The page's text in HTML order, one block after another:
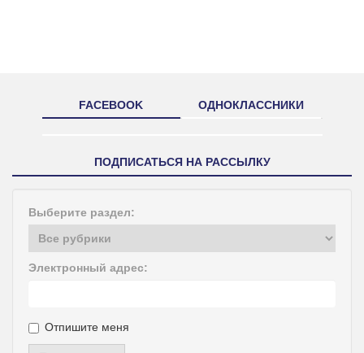
FACEBOOK ОДНОКЛАССНИКИ
ПОДПИСАТЬСЯ НА РАССЫЛКУ
Выберите раздел:
Электронный адрес:
Отпишите меня